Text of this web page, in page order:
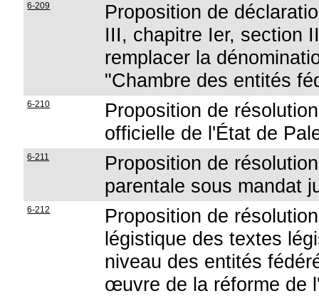
6-209
Proposition de
III, chapitre Ier, section
remplacer la
"Chambre des entités
6-210
Proposition de
officielle de l'État de
6-211
Proposition de
parentale sous mandat
6-212
Proposition de
légistique des textes
niveau des entités
œuvre de la réforme de